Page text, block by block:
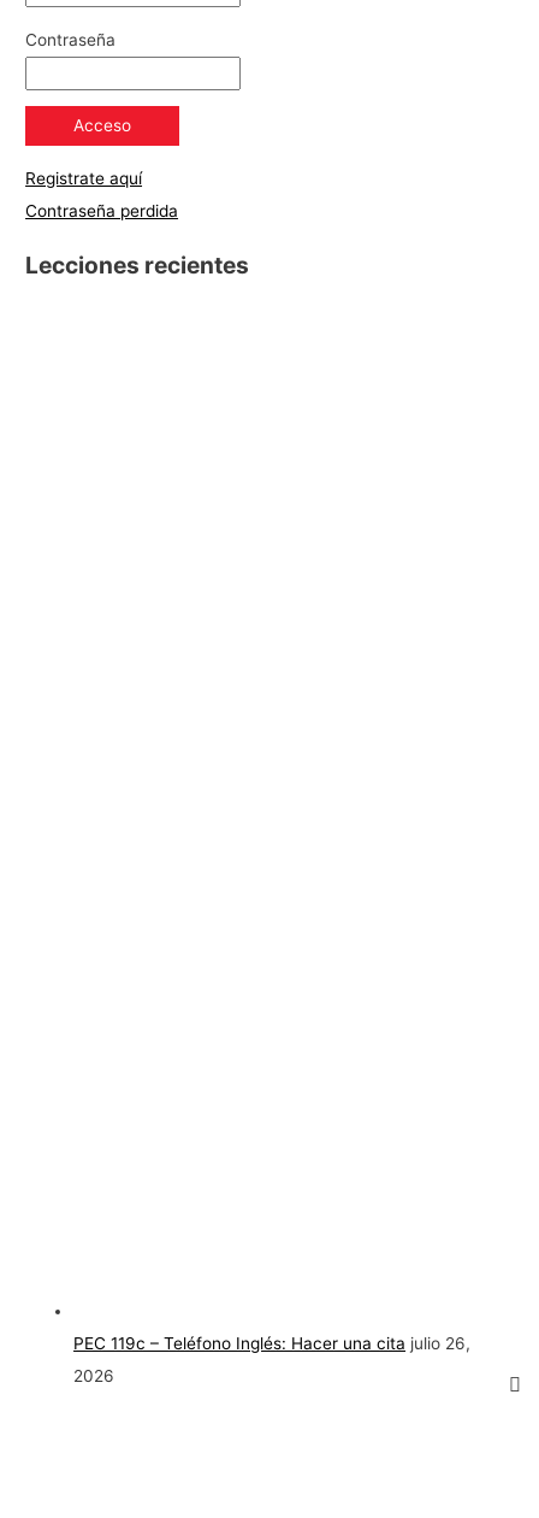
Contraseña
Registrate aquí
Contraseña perdida
Lecciones recientes
PEC 119c – Teléfono Inglés: Hacer una cita julio 26,
2026